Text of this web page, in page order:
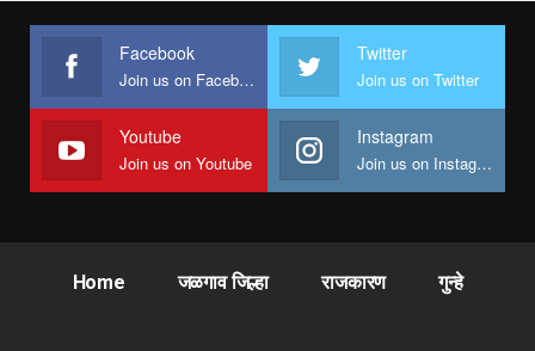
Facebook
Join us on Facebook
Twitter
Join us on Twitter
Youtube
Join us on Youtube
Instagram
Join us on Instagram
Home जळगाव जिल्हा राजकारण गुन्हे